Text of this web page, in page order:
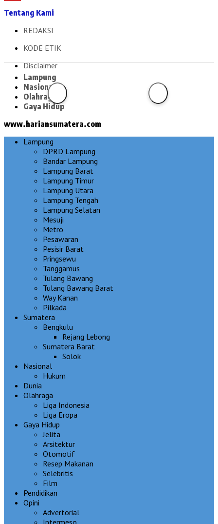
Tentang Kami
REDAKSI
KODE ETIK
Disclaimer
Lampung
Nasional
Olahraga
Gaya Hidup
www.hariansumatera.com
Lampung
DPRD Lampung
Bandar Lampung
Lampung Barat
Lampung Timur
Lampung Utara
Lampung Tengah
Lampung Selatan
Mesuji
Metro
Pesawaran
Pesisir Barat
Pringsewu
Tanggamus
Tulang Bawang
Tulang Bawang Barat
Way Kanan
Pilkada
Sumatera
Bengkulu
Rejang Lebong
Sumatera Barat
Solok
Nasional
Hukum
Dunia
Olahraga
Liga Indonesia
Liga Eropa
Gaya Hidup
Jelita
Arsitektur
Otomotif
Resep Makanan
Selebritis
Film
Pendidikan
Opini
Advertorial
Intermeso